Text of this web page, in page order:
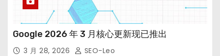
Google 2026 年 3 月核心更新现已推出
3 月 28, 2026 SEO-Leo